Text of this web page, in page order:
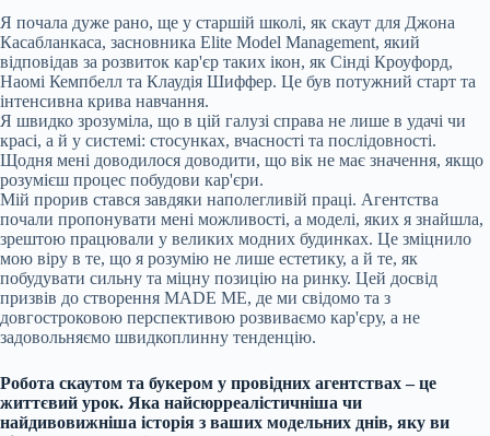
Я почала дуже рано, ще у старшій школі, як скаут для Джона
Касабланкаса, засновника Elite Model Management, який
відповідав за розвиток кар'єр таких ікон, як Сінді Кроуфорд,
Наомі Кемпбелл та Клаудія Шиффер. Це був потужний старт та
інтенсивна крива навчання.
Я швидко зрозуміла, що в цій галузі справа не лише в удачі чи
красі, а й у системі: стосунках, вчасності та послідовності.
Щодня мені доводилося доводити, що вік не має значення, якщо
розумієш процес побудови кар'єри.
Мій прорив стався завдяки наполегливій праці. Агентства
почали пропонувати мені можливості, а моделі, яких я знайшла,
зрештою працювали у великих модних будинках. Це зміцнило
мою віру в те, що я розумію не лише естетику, а й те, як
побудувати сильну та міцну позицію на ринку. Цей досвід
призвів до створення MADE ME, де ми свідомо та з
довгостроковою перспективою розвиваємо кар'єру, а не
задовольняємо швидкоплинну тенденцію.
Робота скаутом та букером у провідних агентствах – це
життєвий урок. Яка найсюрреалістичніша чи
найдивовижніша історія з ваших модельних днів, яку ви